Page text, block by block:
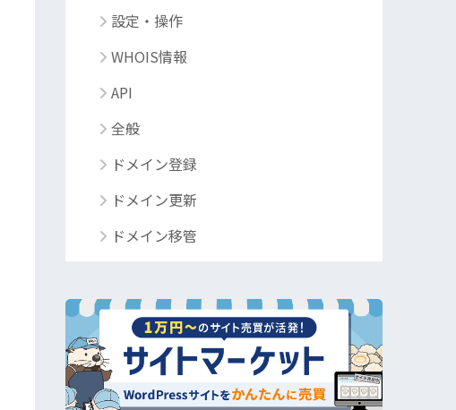
設定・操作
WHOIS情報
API
全般
ドメイン登録
ドメイン更新
ドメイン移管